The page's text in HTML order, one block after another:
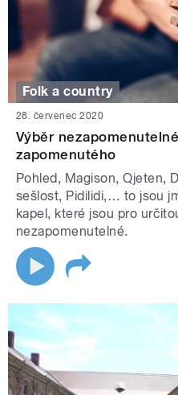
Folk a country
28. červenec 2020
Výběr
zapomenutého
Pohled, Magison, Qjeten,
sešlost, Pidilidi,… to jsou
kapel, které jsou pro
nezapomenutelné.